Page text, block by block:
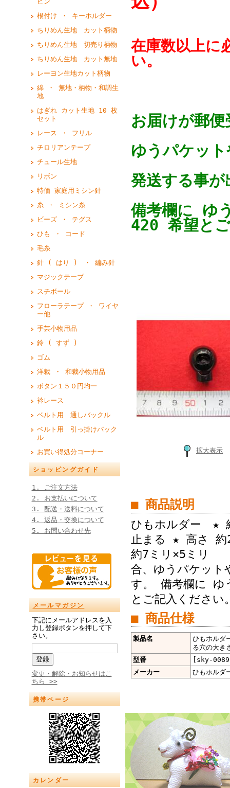
根付け ・ キーホルダー
ちりめん生地 カット柄物
ちりめん生地 切売り柄物
ちりめん生地 カット無地
レーヨン生地カット柄物
綿 ・ 無地・柄物・和調生
地
はぎれ カット生地 10 枚
セット
レース ・ フリル
チロリアンテープ
チュール生地
リボン
特価 家庭用ミシン針
糸 ・ ミシン糸
ビーズ ・ テグス
ひも ・ コード
毛糸
針 ( はり ) ・ 編み針
マジックテープ
スチボール
フローラテープ ・ ワイヤ
ー他
手芸小物用品
鈴 ( すず )
ゴム
洋裁 ・ 和裁小物用品
ボタン１５０円均一
衿レース
ベルト用 通しバックル
ベルト用 引っ掛けバック
ル
お買い得処分コーナー
ショッピングガイド
1. ご注文方法
2. お支払いについて
3. 配送・送料について
4. 返品・交換について
5. お問い合わせ先
メールマガジン
下記にメールアドレスを入
力し登録ボタンを押して下
さい。
変更・解除・お知らせはこ
ちら >>
携帯ページ
カレンダー
在庫数以上に
い。
お届けが郵
ゆうパケッ
発送する事が
備考欄に ゆ
420 希望と
拡大表示
■ 商品説明
ひもホルダー ★
止まる ★ 高さ 約
約7ミリ×5ミ
合、ゆうパケッ
す。 備考欄に ゆ
とご記入ください
■ 商品仕様
製品名
ひもホル
る穴の大
型番
[sky-
メーカー
ひもホルダ